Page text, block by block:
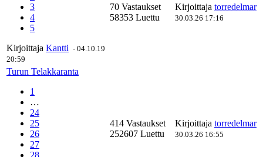
3
4
5
Kirjoittaja Kantti - 04.10.19
20:59
70 Vastaukset
58353 Luettu
Kirjoittaja torredelmar
30.03.26 17:16
Turun Telakkaranta
1
…
24
25
26
27
28
414 Vastaukset
252607 Luettu
Kirjoittaja torredelmar
30.03.26 16:55